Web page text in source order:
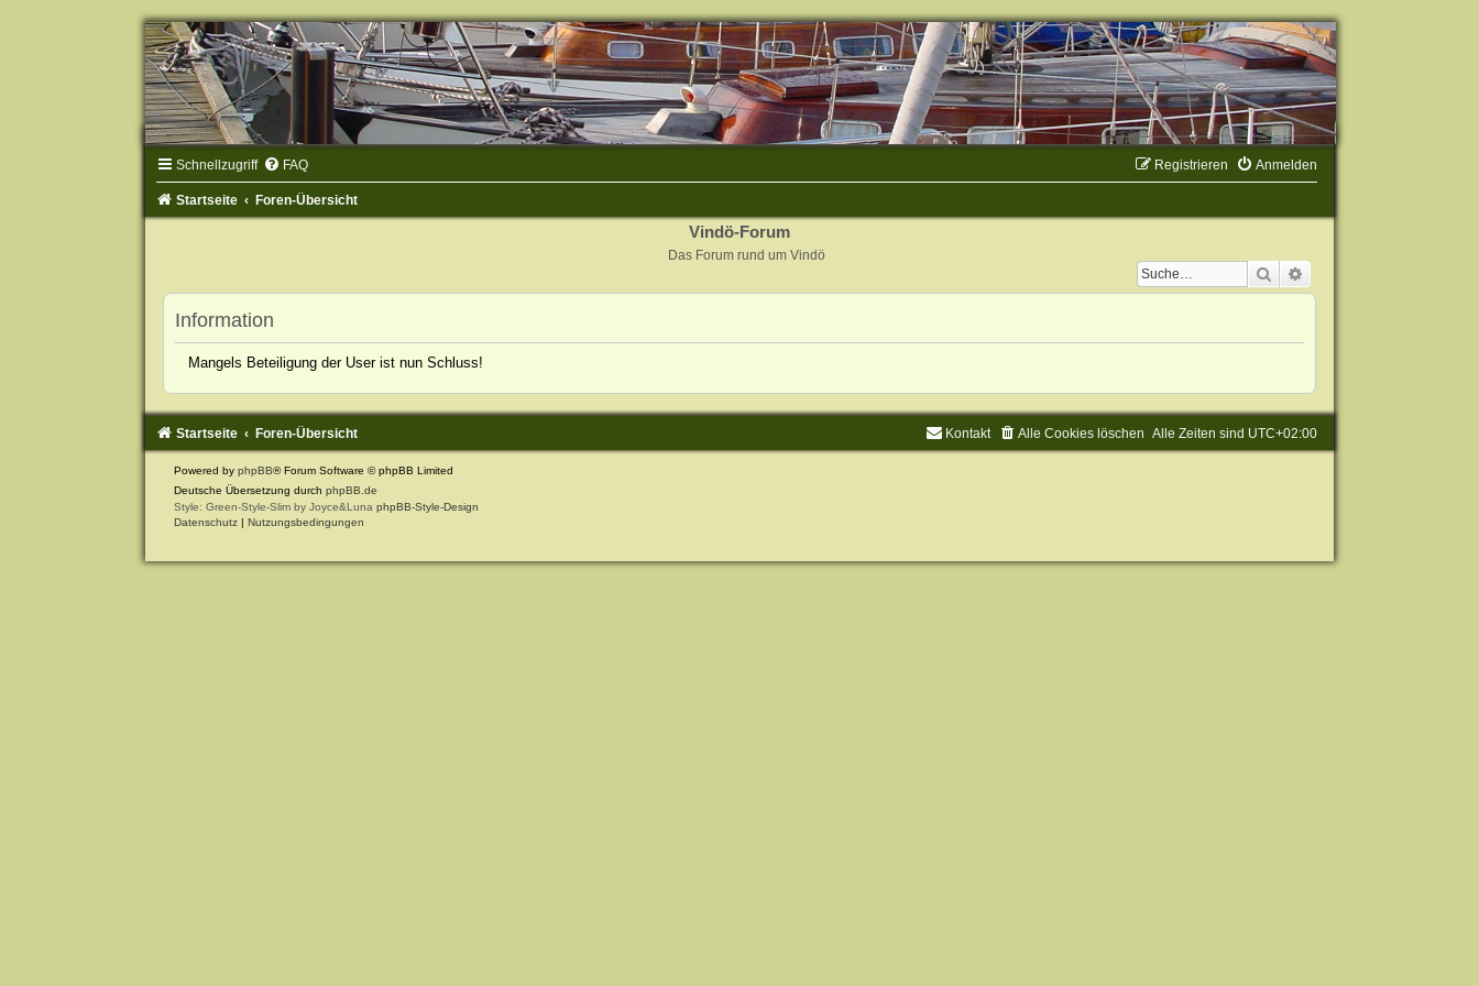
Schnellzugriff FAQ Anmelden
Registrieren
Startseite Foren-Übersicht
Vindö-Forum
Das Forum rund um Vindö
Suche
Information
Mangels Beteiligung der User ist nun Schluss!
Startseite Foren-Übersicht Alle Zeiten sind UTC+02:00
Alle Cookies löschen
Kontakt
Powered by phpBB® Forum Software © phpBB Limited
Deutsche Übersetzung durch phpBB.de
Style: Green-Style-Slim by Joyce&Luna phpBB-Style-Design
Datenschutz | Nutzungsbedingungen